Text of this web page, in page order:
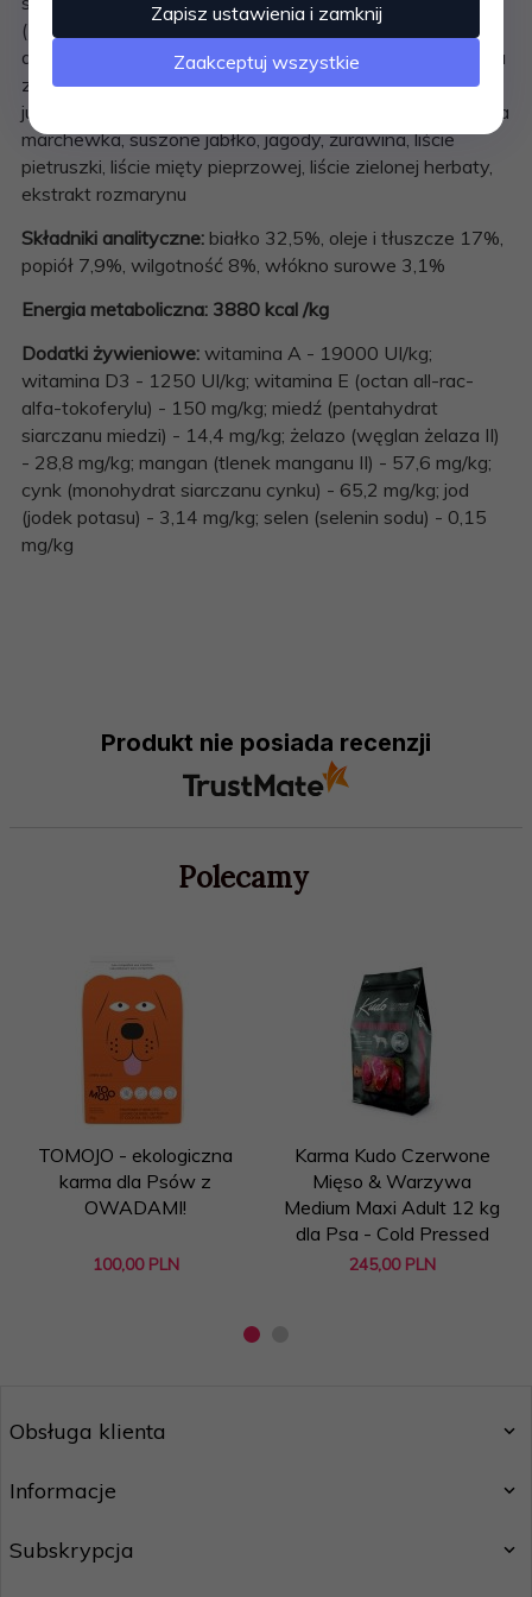
(10%), bób, hydrolizowana wątroba (2%), siemię lniane,
drożdże, suszona pulpa buraczana, olej z łososia, mączka
z alg, mannaoligosacharydy z drożdży (MOS), minerały,
juka Schidigera, bataty, suszony miąższ z cykorii, suszona
marchewka, suszone jabłko, jagody, żurawina, liście
pietruszki, liście mięty pieprzowej, liście zielonej herbaty,
ekstrakt rozmarynu
Składniki analityczne: białko 32,5%, oleje i tłuszcze 17%,
popiół 7,9%, wilgotność 8%, włókno surowe 3,1%
Energia metaboliczna: 3880 kcal /kg
Dodatki żywieniowe: witamina A - 19000 UI/kg;
witamina D3 - 1250 UI/kg; witamina E (octan all-rac-
alfa-tokoferylu) - 150 mg/kg; miedź (pentahydrat
siarczanu miedzi) - 14,4 mg/kg; żelazo (węglan żelaza II)
- 28,8 mg/kg; mangan (tlenek manganu II) - 57,6 mg/kg;
cynk (monohydrat siarczanu cynku) - 65,2 mg/kg; jod
(jodek potasu) - 3,14 mg/kg; selen (selenin sodu) - 0,15
mg/kg
Produkt nie posiada recenzji
Polecamy
TOMOJO - ekologiczna
karma dla Psów z
OWADAMI!
100,00 PLN
Karma Kudo Czerwone
Mięso & Warzywa
Medium Maxi Adult 12 kg
dla Psa - Cold Pressed
245,00 PLN
Obsługa klienta
Informacje
Subskrypcja
Zapisz ustawienia i zamknij
Zaakceptuj wszystkie